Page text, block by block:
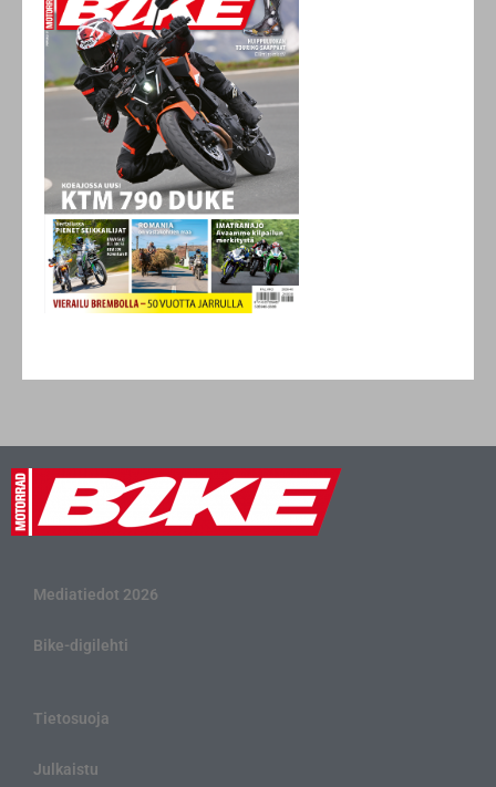
Mediatiedot 2026
Bike-digilehti
Tietosuoja
Julkaistu